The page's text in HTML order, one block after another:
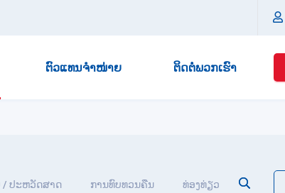
ຕົວແທນຈໍາໜ່າຍ ຕິດຕໍ່ພວກເຮົາ
/ ປະຫວັດສາດ ການທົບທວນຄືນ ທ່ອງ​ທ່ຽວ